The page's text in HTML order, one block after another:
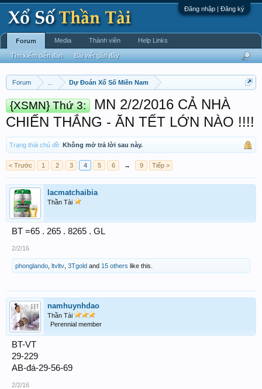
Đăng nhập | Đăng ký
Forum Dự Đoán Xổ Số Miền Nam
{XSMN} Thứ 3:
MN 2/2/2016 CẢ NHÀ
CHIẾN THẮNG - ĂN TẾT LỚN NÀO !!!!
Trạng thái chủ đề: Không mở trả lời sau này.
< Trước 1 2 3 4 5 6 → 9 Tiếp >
lacmatchaibia
Thần Tài
BT =65 . 265 . 8265 . GL
2/2/16
phonglando ltvltv 3Tgold and 15 others like this.
namhuynhdao
Thần Tài
Perennial member
BT-VT
29-229
AB-đá-29-56-69
2/2/16
Forum
Tìm kiếm diễn đàn Bài viết gần đây
Media Thành viên Help Links